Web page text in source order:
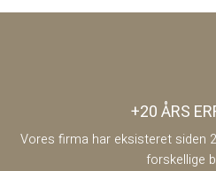
+20 ÅRS
Vores firma har eksisteret siden
forskellige